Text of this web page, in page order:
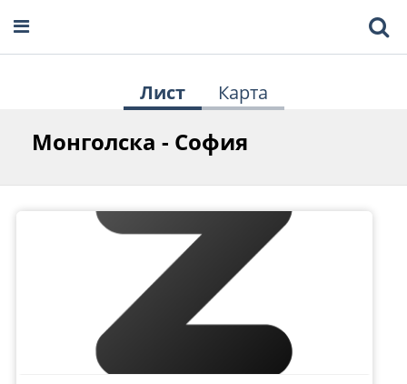
Лист Карта
Монголска - София